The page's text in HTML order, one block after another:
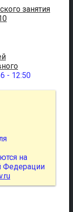
занятия
- 12:50
на
Федерации